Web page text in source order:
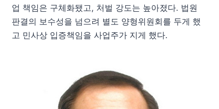
업 책임은 구체화됐고, 처벌 강도는 높아졌다. 법원
판결의 보수성을 넘으려 별도 양형위원회를 두게 했
고 민사상 입증책임을 사업주가 지게 했다.